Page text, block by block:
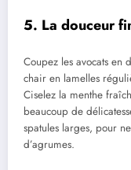
5. La douceur
Coupez les avocats en
chair en lamelles
Ciselez la menthe
beaucoup de
spatules larges, pour
d’agrumes.